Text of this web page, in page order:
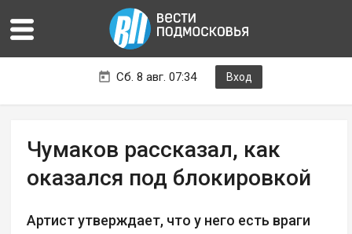
Сб. 8 авг. 07:34 Вход
Чумаков рассказал, как
оказался под блокировкой
Артист утверждает, что у него есть враги